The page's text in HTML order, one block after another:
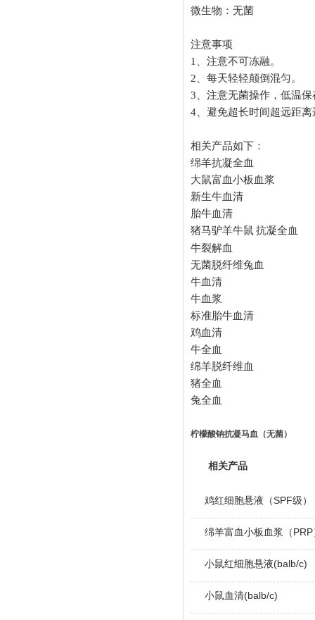
微生物：无菌
注意事项
1
、注意不可冻融。
2 、每天轻轻颠倒混匀。
3 、注意无菌操作，低温
4 、避免超长时间超远距
相关产品如下：
绵羊抗凝全血
大鼠富血小板血浆
新生牛血清
胎牛血清
猪马驴羊牛鼠 抗凝全血
牛裂解血
无菌脱纤维兔血
牛血清
牛血浆
标准胎牛血清
鸡血清
牛全血
绵羊脱纤维血
猪全血
兔全血
柠檬酸钠抗凝马血（无菌）
相关产品
鸡红细胞悬液（SPF级）
绵羊富血小板血浆（PRP
小鼠红细胞悬液(balb/c)
小鼠血清(balb/c)